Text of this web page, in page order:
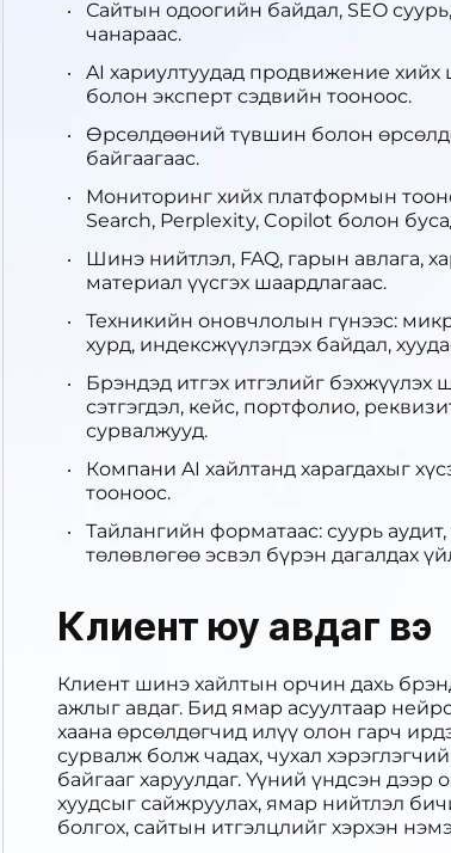
Сайтын одоогийн байдал, SEO
чанараас.
AI хариултуудад продвижение хийх
болон эксперт сэдвийн тооноос.
Өрсөлдөөний түвшин болон
байгаагаас.
Мониторинг хийх платформын
Search, Perplexity, Copilot болон
Шинэ нийтлэл, FAQ, гарын авлага,
материал үүсгэх шаардлагаас.
Техникийн оновчлолын гүнээс:
хурд, индексжүүлэгдэх байдал,
Брэндэд итгэх итгэлийг бэхжүүлэх
сэтгэгдэл, кейс, портфолио,
сурвалжууд.
Компани AI хайлтанд харагдахыг
тооноос.
Тайлангийн форматаас: суурь
төлөвлөгөө эсвэл бүрэн дагалдах
Клиент юу авдаг вэ
Клиент шинэ хайлтын орчин дахь
ажлыг авдаг. Бид ямар асуултаар
хаана өрсөлдөгчид илүү олон гарч
сурвалж болж чадах, чухал
байгааг харуулдаг. Үүний үндсэн
хуудсыг сайжруулах, ямар нийтлэл
болгох, сайтын итгэлцлийг хэрхэн